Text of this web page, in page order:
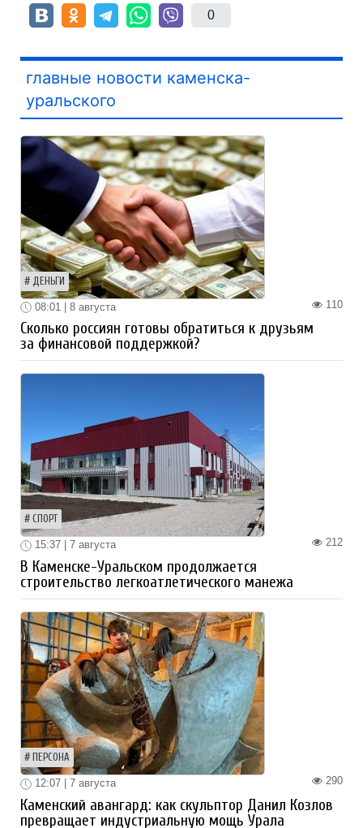
0
главные новости каменска-
уральского
ДЕНЬГИ
110
08:01 | 8 августа
Сколько россиян готовы обратиться к друзьям
за финансовой поддержкой?
СПОРТ
212
15:37 | 7 августа
В Каменске-Уральском продолжается
строительство легкоатлетического манежа
ПЕРСОНА
290
12:07 | 7 августа
Каменский авангард: как скульптор Данил Козлов
превращает индустриальную мощь Урала